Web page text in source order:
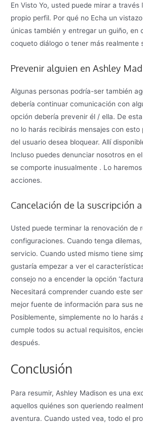
En Visto Yo, usted puede mirar a través
propio perfil. Por qué no Echa un
únicas también y entregar un guiño, en
coqueto diálogo o tener más realmente
Prevenir alguien en Ashley
Algunas personas podría-ser también
debería continuar comunicación con
opción debería prevenir él / ella. De
no lo harás recibirás mensajes con
del usuario desea bloquear. Allí
Incluso puedes denunciar nosotros en
se comporte inusualmente . Lo
acciones.
Cancelación de la suscripción
Usted puede terminar la renovación de
configuraciones. Cuando tenga
servicio. Cuando usted mismo tiene
gustaría empezar a ver el
consejo no a encender la opción
Necesitará comprender cuando este
mejor fuente de información para sus
Posiblemente, simplemente no lo harás
cumple todos su actual requisitos,
después.
Conclusión
Para resumir, Ashley Madison es una
aquellos quiénes son queriendo
aventura. Cuando usted vea, todo el